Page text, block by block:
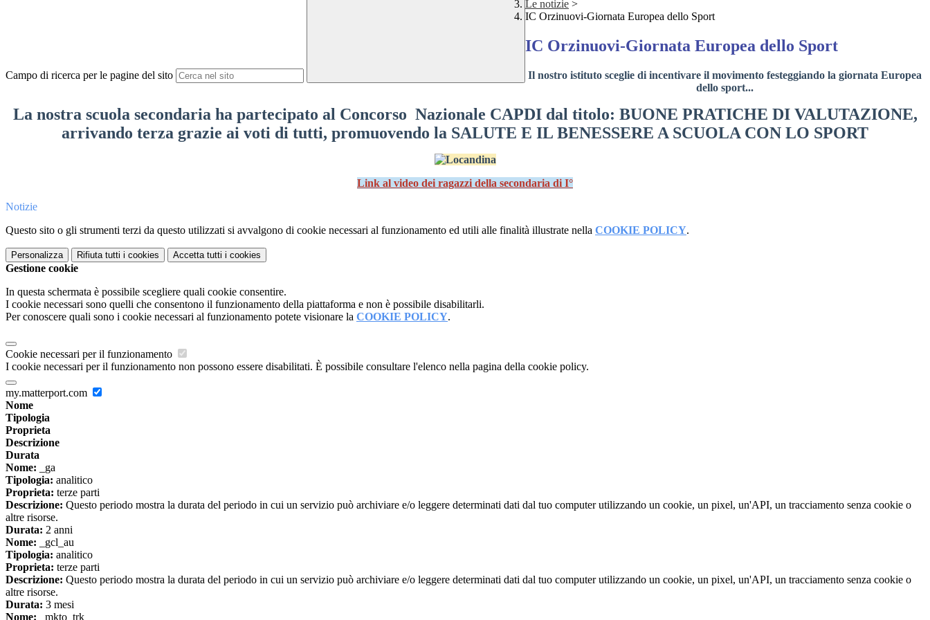
Campo di ricerca per le pagine del sito
Le notizie >
IC Orzinuovi-Giornata Europea dello Sport
IC Orzinuovi-Giornata Europea dello Sport
Il nostro istituto sceglie di incentivare il movimento festeggiando la giornata Europea
dello sport...
La nostra scuola secondaria ha partecipato al Concorso Nazionale CAPDI dal titolo: BUONE PRATICHE DI VALUTAZIONE,
arrivando terza grazie ai voti di tutti, promuovendo la SALUTE E IL BENESSERE A SCUOLA CON LO SPORT
Link al video dei ragazzi della secondaria di I°
Notizie
Questo sito o gli strumenti terzi da questo utilizzati si avvalgono di cookie necessari al funzionamento ed utili alle finalità illustrate nella COOKIE POLICY.
Personalizza Rifiuta tutti i cookies Accetta tutti i cookies
Gestione cookie
In questa schermata è possibile scegliere quali cookie consentire.
I cookie necessari sono quelli che consentono il funzionamento della piattaforma e non è possibile disabilitarli.
Per conoscere quali sono i cookie necessari al funzionamento potete visionare la COOKIE POLICY.
Cookie necessari per il funzionamento
I cookie necessari per il funzionamento non possono essere disabilitati. È possibile consultare l'elenco nella pagina della cookie policy.
my.matterport.com
Nome
Tipologia
Proprieta
Descrizione
Durata
Nome: _ga
Tipologia: analitico
Proprieta: terze parti
Descrizione: Questo periodo mostra la durata del periodo in cui un servizio può archiviare e/o leggere determinati dati dal tuo computer utilizzando un cookie, un pixel, un'API, un tracciamento senza cookie o
altre risorse.
Durata: 2 anni
Nome: _gcl_au
Tipologia: analitico
Proprieta: terze parti
Descrizione: Questo periodo mostra la durata del periodo in cui un servizio può archiviare e/o leggere determinati dati dal tuo computer utilizzando un cookie, un pixel, un'API, un tracciamento senza cookie o
altre risorse.
Durata: 3 mesi
Nome: _mkto_trk